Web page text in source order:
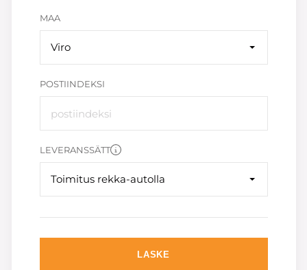
MAA
Viro
POSTIINDEKSI
LEVERANSSÄTT
Toimitus rekka-autolla
LASKE